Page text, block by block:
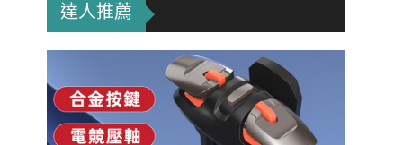
達人推薦